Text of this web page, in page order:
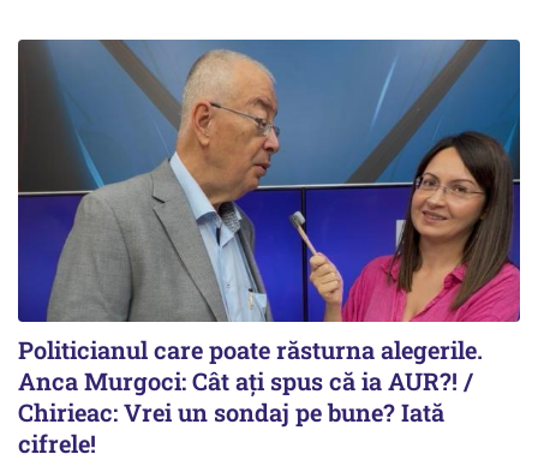
Politicianul care poate răsturna alegerile.
Anca Murgoci: Cât ați spus că ia AUR?! /
Chirieac: Vrei un sondaj pe bune? Iată
cifrele!